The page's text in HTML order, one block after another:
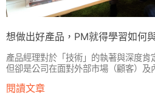
想做出好產品，PM就得學習如何
產品經理對於「技術」的執著與深度肯
但卻是公司在面對外部市場（顧客）及
閱讀文章